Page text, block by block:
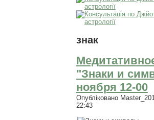
знак
"Знаки и
ноября 12-00
Опубліковано
22:43